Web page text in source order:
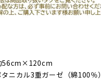
56cm×120cm
ニカル3重ガーゼ（綿100％）